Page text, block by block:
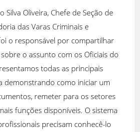
Silva Oliveira, Chefe de Seção de
das Varas Criminais e
o responsável por compartilhar
o assunto com os Oficiais do
todas as principais
demonstrando como iniciar um
remeter para os setores
funções disponíveis. O sistema
precisam conhecê-lo